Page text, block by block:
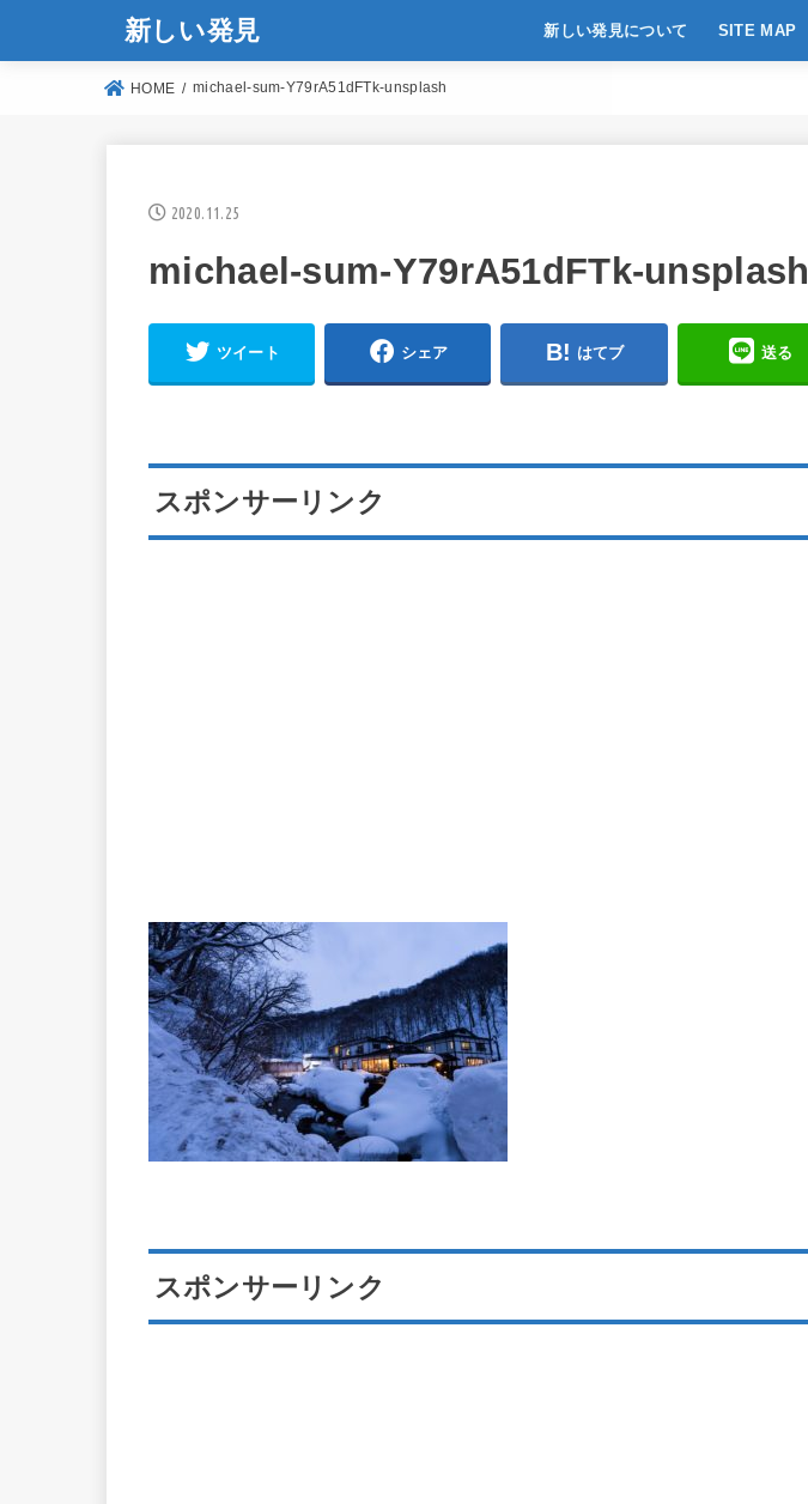
新しい発見 新しい発見について SITE MAP
HOME michael-sum-Y79rA51dFTk-unsplash
2020.11.25
michael-sum-Y79rA51dFTk-unsplash
ツイート シェア はてブ 送る
スポンサーリンク
スポンサーリンク